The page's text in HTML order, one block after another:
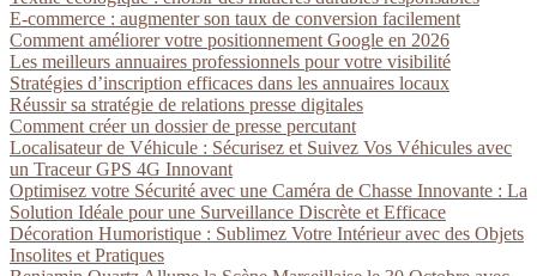
E-commerce : augmenter son taux de conversion facilement
Comment améliorer votre positionnement Google en 2026
Les meilleurs annuaires professionnels pour votre visibilité
Stratégies d’inscription efficaces dans les annuaires locaux
Réussir sa stratégie de relations presse digitales
Comment créer un dossier de presse percutant
Localisateur de Véhicule : Sécurisez et Suivez Vos Véhicules avec
un Traceur GPS 4G Innovant
Optimisez votre Sécurité avec une Caméra de Chasse Innovante : La
Solution Idéale pour une Surveillance Discrète et Efficace
Décoration Humoristique : Sublimez Votre Intérieur avec des Objets
Insolites et Pratiques